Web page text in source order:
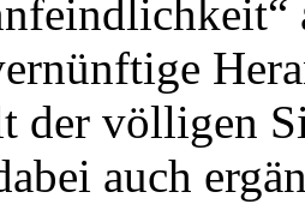
der völligen
auch